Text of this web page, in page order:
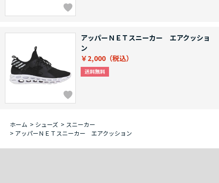
アッパーＮＥＴスニーカー エアクッショ
ン
￥2,000
ホーム > シューズ > スニーカー
> アッパーＮＥＴスニーカー エアクッション